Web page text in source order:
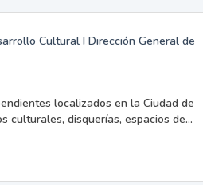
Cultural I Dirección General de
localizados en la Ciudad de
culturales, disquerías, espacios de...